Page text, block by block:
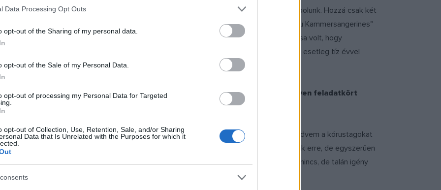
Data Processing Opt Outs
opt-out of the Sharing of my personal data.
opt-out of the Sale of my Personal Data.
opt-out of processing my Personal Data for Targeted
opt-out of Collection, Use, Retention, Sale, and/or Sharing
Data that Is Unrelated with the Purposes for which it
sokat tanultam tőle, őt követte Sziklay Erika, vele ma is fantasztikus kapcsolatot ápolunk. Hozzá csak két
tanárom, akit eleinte kedveltem, egy kicsit furcsa volt. Nehezen tudtam tolerálni "Frau Kammersangerines"
tanáromtól, karmesterektől, korrepetitoroktól. Az viszont mindennek a csúcsa volt, hogy
vele oly későn, pár évvel halála előtt ismerkedhettem meg. Sokat köszönhetek neki. Ha esetleg tíz évvel
nem sokkal később viszont már a bécsi Stephansdom hangképzője lett. Milyen feladatkört
énekelek ott napjainkban is. Az akkori dómkarnagy megkérdezte, nem volna-e kedvem a kórustagokat
az Arnold Schönberg Kórus tagjai is szép számmal jártak hozzám, olykor most is kérnek erre, de egyszerűen
is áldoznak az igényes kóruséneklésre. Nem tudom, ez idehaza hogyan működik. Pénz nincs, de talán igény